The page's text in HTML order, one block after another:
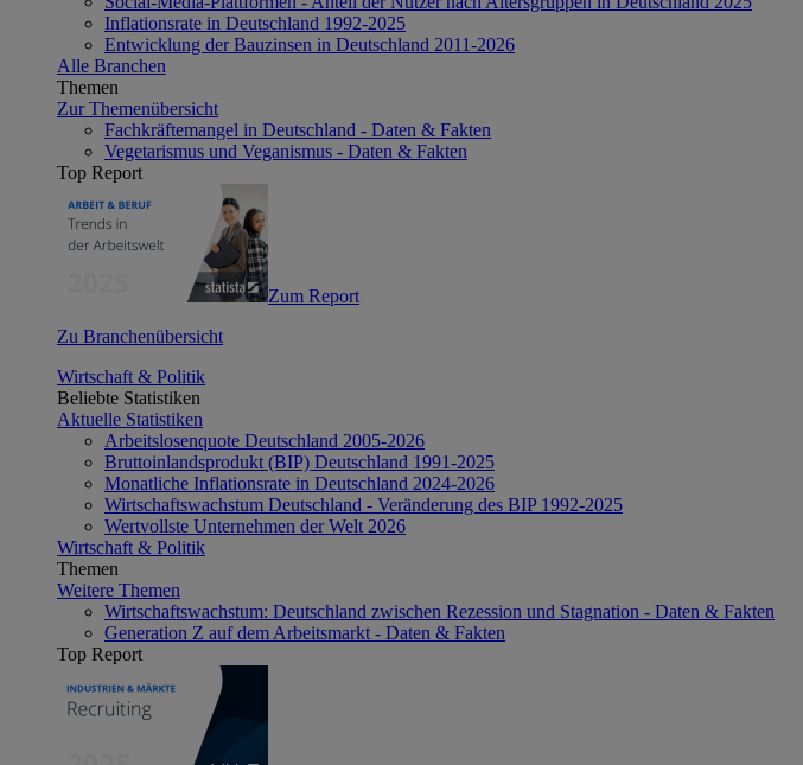
Inflationsrate in Deutschland 1992-2025
Entwicklung der Bauzinsen in Deutschland 2011-2026
Alle Branchen
Themen
Zur Themenübersicht
Fachkräftemangel in Deutschland - Daten & Fakten
Vegetarismus und Veganismus - Daten & Fakten
Top Report
Zum Report
Zu Branchenübersicht
Wirtschaft & Politik
Beliebte Statistiken
Aktuelle Statistiken
Arbeitslosenquote Deutschland 2005-2026
Bruttoinlandsprodukt (BIP) Deutschland 1991-2025
Monatliche Inflationsrate in Deutschland 2024-2026
Wirtschaftswachstum Deutschland - Veränderung des BIP 1992-2025
Wertvollste Unternehmen der Welt 2026
Wirtschaft & Politik
Themen
Weitere Themen
Wirtschaftswachstum: Deutschland zwischen Rezession und Stagnation - Daten & Fakten
Generation Z auf dem Arbeitsmarkt - Daten & Fakten
Top Report